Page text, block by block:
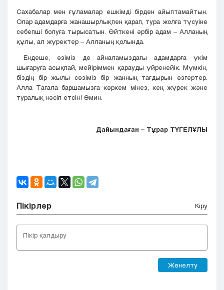
Сахабалар мен ғұламалар ешкімді бірден айыптамайтын.
Олар адамдарға жанашырлықпен қарап, тура жолға түсуіне
себепші болуға тырысатын. Өйткені әрбір адам – Алланың
құлы, ал жүректер – Алланың қолында.
Ендеше, өзіміз де айналамыздағы адамдарға үкім
шығаруға асықпай, мейіріммен қарауды үйренейік. Мүмкін,
біздің бір жылы сөзіміз бір жанның тағдырын өзгертер.
Алла Тағала баршамызға көркем мінез, кең жүрек және
туралық нәсіп етсін! Әмин.
Дайындаған – Тұрар ТҮГЕЛҰЛЫ
Пікірлер Кіру
Жөнелту